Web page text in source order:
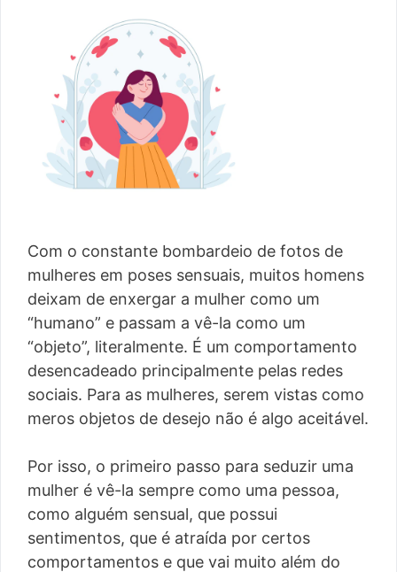
Com o constante bombardeio de fotos de
mulheres em poses sensuais, muitos homens
deixam de enxergar a mulher como um
“humano” e passam a vê-la como um
“objeto”, literalmente. É um comportamento
desencadeado principalmente pelas redes
sociais. Para as mulheres, serem vistas como
meros objetos de desejo não é algo aceitável.
Por isso, o primeiro passo para seduzir uma
mulher é vê-la sempre como uma pessoa,
como alguém sensual, que possui
sentimentos, que é atraída por certos
comportamentos e que vai muito além do